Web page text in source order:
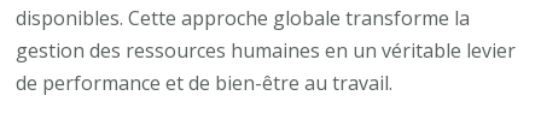
disponibles. Cette approche globale transforme la
gestion des ressources humaines en un véritable levier
de performance et de bien-être au travail.